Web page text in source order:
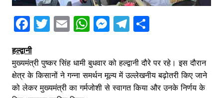
F
c
e
b
T
itt
er
E
ai
l
W
at
s
A
M
s
s
e
T
e
gr
a
S
ar
e
हल्द्वानी
मुख्यमंत्री पुष्कर सिंह धामी बुधवार को हल्द्वानी दौरे पर रहे। इस दौरान
क्षेत्र के किसानों ने गन्ना समर्थन मूल्य में उल्लेखनीय बढ़ोतरी किए जाने
को लेकर मुख्यमंत्री का गर्मजोशी से स्वागत किया और उनके निर्णय के